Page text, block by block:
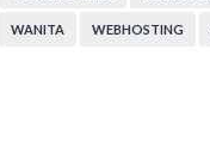
WANITA WEBHOSTING